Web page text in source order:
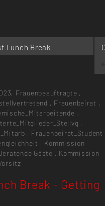
Lunch Break
Frauenbeauftragte ,
, Frauenbeirat ,
,
,
, Frauenbeirat_Student
, Kommission
Gäste , Kommission
Break - Getting